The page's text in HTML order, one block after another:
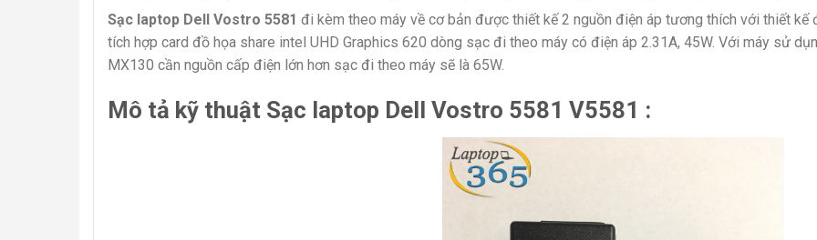
Sạc laptop Dell Vostro 5581 đi kèm theo máy về cơ bản được thiết kế 2 nguồn điện áp tương thích với thiết kế
tích hợp card đồ họa share intel UHD Graphics 620 dòng sạc đi theo máy có điện áp 2.31A, 45W. Với máy sử
MX130 cần nguồn cấp điện lớn hơn sạc đi theo máy sẽ là 65W.
Mô tả kỹ thuật Sạc laptop Dell Vostro 5581 V5581 :